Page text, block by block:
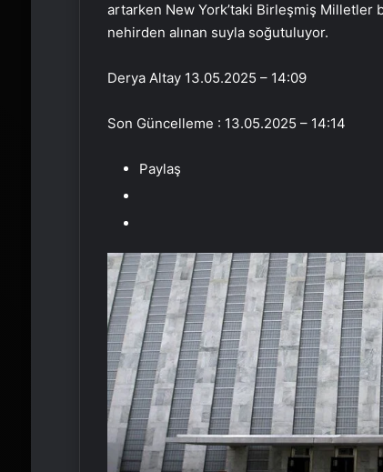
artarken New York’taki Birleşmiş Milletler
nehirden alınan suyla soğutuluyor.
Derya Altay13.05.2025 – 14:09
Son Güncelleme : 13.05.2025 – 14:14
Paylaş